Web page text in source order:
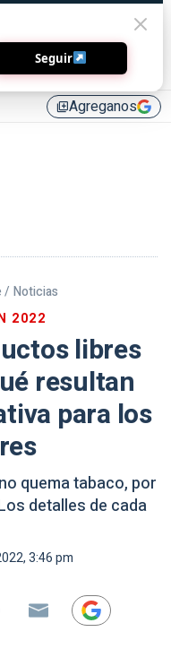
library_addAgreganos
/ Noticias
2022
libres
resultan
para los
quema tabaco, por
detalles de cada
3:46 pm
Seguir